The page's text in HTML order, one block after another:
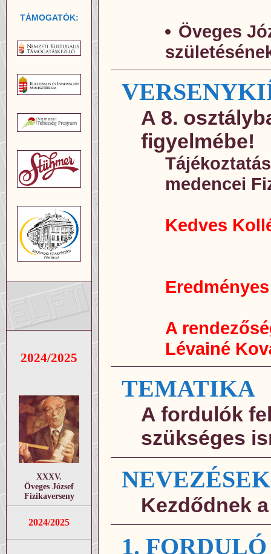
TÁMOGATÓK:
2024/2025
XXXV.
Öveges József
Fizikaverseny
2024/2025
Öveges
A 8.
figyelmébe!
medencei
Kedves
A
Lévainé
TEMATIKA
A fordulók
szükséges
NEVEZÉSEK
Kezdődnek
1.